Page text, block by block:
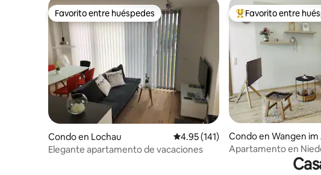
Favorito entre huéspedes
Favorito entre huéspedes
Condo en Lochau Calificación promedio: 4.95 de 5,
4.95 (141)
Elegante apartamento de vacaciones
Favorito entre
Favorito entre
Condo en Wangen im
Apartamento en